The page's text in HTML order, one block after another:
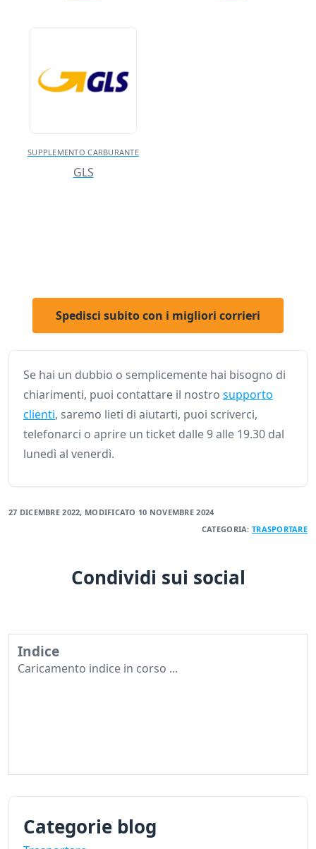
SUPPLEMENTO CARBURANTE
GLS
Spedisci subito con i migliori corrieri
Se hai un dubbio o semplicemente hai bisogno di
chiarimenti, puoi contattare il nostro supporto
clienti, saremo lieti di aiutarti, puoi scriverci,
telefonarci o aprire un ticket dalle 9 alle 19.30 dal
lunedì al venerdì.
27 DICEMBRE 2022, MODIFICATO 10 NOVEMBRE 2024
CATEGORIA: TRASPORTARE
Condividi sui social
Indice
Caricamento indice in corso ...
Categorie blog